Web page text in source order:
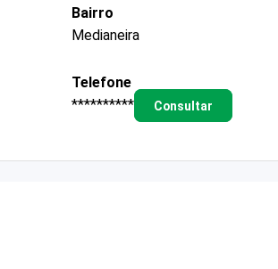
Bairro
Medianeira
Telefone
**********
Consultar